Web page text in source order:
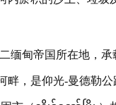
缅甸帝国所在地，
畔，是仰光-曼德勒